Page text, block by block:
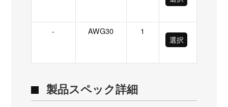
- AWG30
1
選択
製品スペック詳細